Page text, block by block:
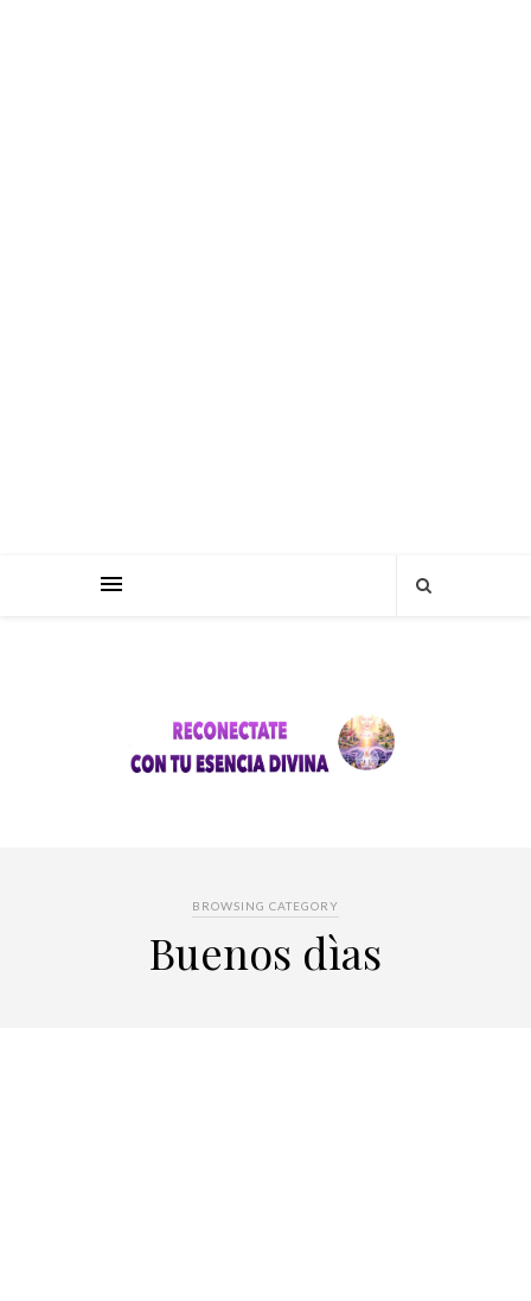
BROWSING CATEGORY
Buenos dìas